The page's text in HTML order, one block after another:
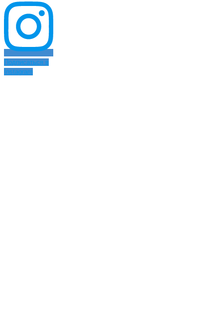
Подписаться в
Instagram